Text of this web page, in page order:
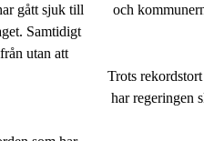
gått sjuk till
Samtidigt
utan att
och
Trots
har regeringen